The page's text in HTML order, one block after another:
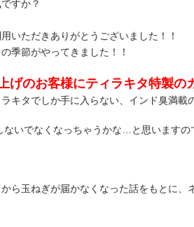
すか？
いただきありがとうございました！！
季節がやってきました！！
げのお客様にティラキタ特製の
キタでしか手に入らない、インド臭満載
いでなくなっちゃうかな…と思いますの
ら玉ねぎが届かなくなった話をもとに、